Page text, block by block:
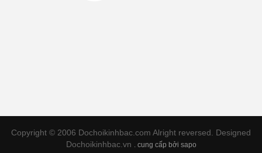
Copyright © 2006 Dochoikinhbac.com Alright reversed. Designed
Dochoikinhbac.vn . cung cấp bởi sapo